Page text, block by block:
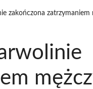
zakończona zatrzymaniem